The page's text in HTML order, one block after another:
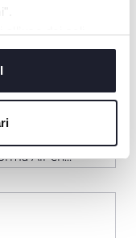
del servizio
Air en
pcs. - 16-